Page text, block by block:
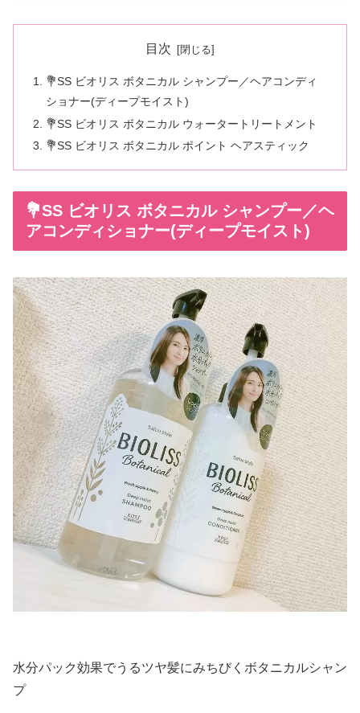
目次
💐SS ビオリス ボタニカル シャンプー／ヘアコンディ
ショナー(ディープモイスト)
💐SS ビオリス ボタニカル ウォータートリートメント
💐SS ビオリス ボタニカル ポイント ヘアスティック
💐SS ビオリス ボタニカル シャンプー／ヘ
アコンディショナー(ディープモイスト)
水分パック効果でうるツヤ髪にみちびくボタニカルシャン
プ